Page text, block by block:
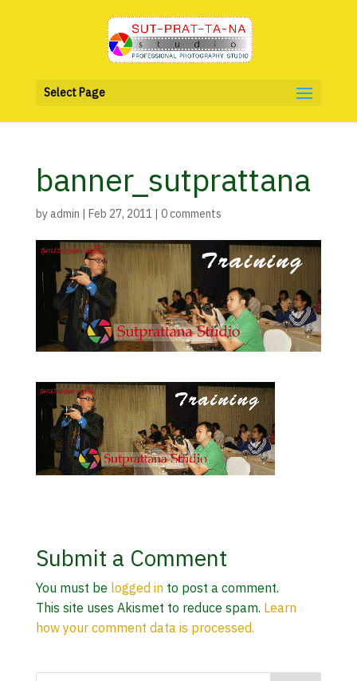
Select Page
banner_sutprattana
byadmin | Feb 27, 2011 | 0 comments
Submit a Comment
You must be logged into post a comment.
This site uses Akismet to reduce spam. Learn
how your comment data is processed.